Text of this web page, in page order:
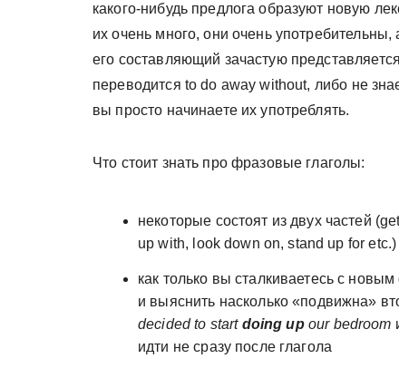
какого-нибудь предлога образуют новую
их очень много, они очень употребительны,
его составляющий зачастую
переводится to do away without, либо не
вы просто начинаете их употреблять.
Что стоит знать про фразовые глаголы:
некоторые состоят из двух частей
up with, look down on, stand up for etc.)
как только вы сталкиваетесь с
и выяснить насколько «подвижна»
decided to start doing upour bedroom
идти не сразу после глагола